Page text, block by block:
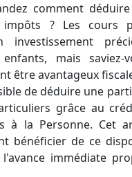
comment
? Les cours
investissement
mais saviez-
être avantageux
de déduire une
grâce au
à la Personne. Cet
bénéficier de ce
immédiate